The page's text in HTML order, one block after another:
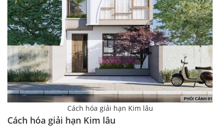
Cách hóa giải hạn Kim lâu
Cách hóa giải hạn Kim lâu